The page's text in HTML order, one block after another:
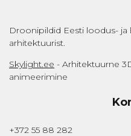
Droonipildid Eesti loodus- ja
arhitektuurist.
Skylight.ee - Arhitektuurne
animeerimine
+372 55 88 282